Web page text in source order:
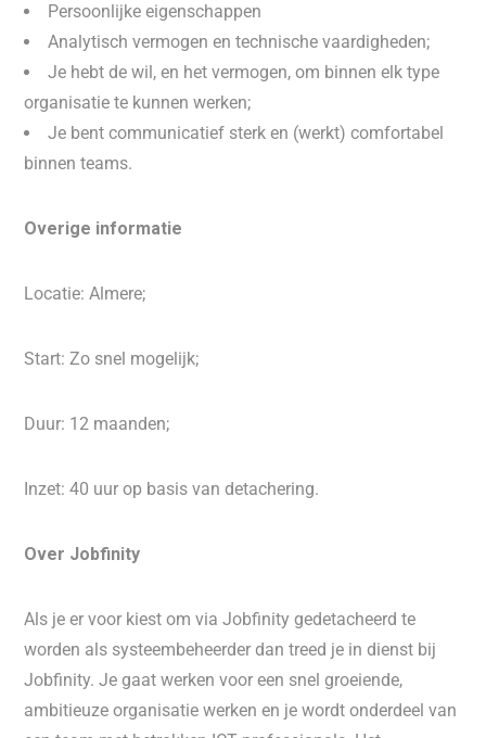
Persoonlijke eigenschappen
Analytisch vermogen en technische vaardigheden;
Je hebt de wil, en het vermogen, om binnen elk type
organisatie te kunnen werken;
Je bent communicatief sterk en (werkt) comfortabel
binnen teams.
Overige informatie
Locatie: Almere;
Start: Zo snel mogelijk;
Duur: 12 maanden;
Inzet: 40 uur op basis van detachering.
Over Jobfinity
Als je er voor kiest om via Jobfinity gedetacheerd te
worden als systeembeheerder dan treed je in dienst bij
Jobfinity. Je gaat werken voor een snel groeiende,
ambitieuze organisatie werken en je wordt onderdeel van